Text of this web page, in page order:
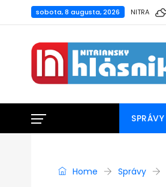
sobota, 8 augusta, 2026 NITRA
SPRÁVY
Home Správy